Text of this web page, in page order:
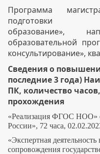
Программа
подготовки
образование»,
образовательной
консультирование»,
Сведения о
последние 3 года)
ПК, количество
прохождения
«Реализация ФГОС НОО»
России», 72 часа,
«Экспертная
сопровождения